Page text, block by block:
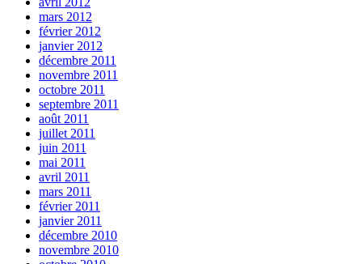
mars 2012
février 2012
janvier 2012
décembre 2011
novembre 2011
octobre 2011
septembre 2011
août 2011
juillet 2011
juin 2011
mai 2011
avril 2011
mars 2011
février 2011
janvier 2011
décembre 2010
novembre 2010